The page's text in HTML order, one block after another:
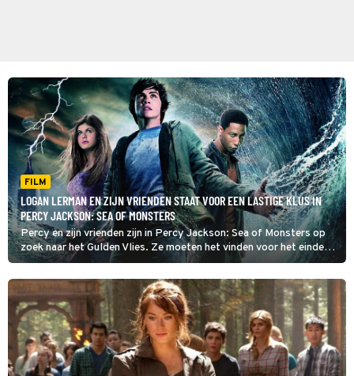
FILM
LOGAN LERMAN EN ZIJN VRIENDEN STAAT VOOR EEN LASTIGE KLUS IN
PERCY JACKSON: SEA OF MONSTERS
Percy en zijn vrienden zijn in Percy Jackson: Sea of Monsters op
zoek naar het Gulden Vlies. Ze moeten het vinden voor het einde
van de zomer, anders zal kamp Halfbloed vernietigd worden.